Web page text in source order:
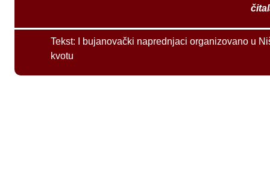
Tekst:
I bujanovački naprednjaci organizovano u
kvotu